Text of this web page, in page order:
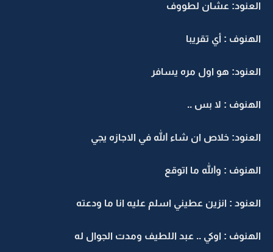
العنود: عشان لطووف
الهنوف : أي تقريبا
العنود: هو اول مره يسافر
الهنوف : لا بس ..
العنود: خلاص ان شاء الله في الاجازه يجي
الهنوف : والله ما اتوقع
العنود : انزين عطيني اسلم عليه انا ما ودعته
الهنوف : اوكي .. عبد اللطيف ومدت الجوال له